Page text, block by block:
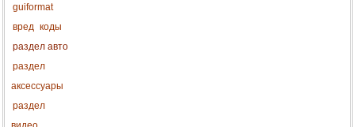
guiformat
вред коды
раздел авто
раздел
аксессуары
раздел